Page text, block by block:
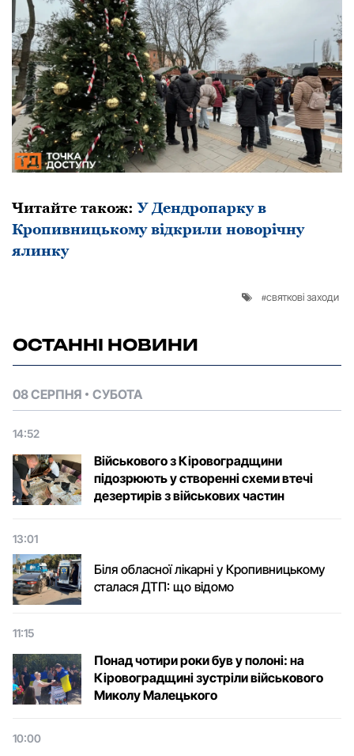
Читайте також:У Дендропарку в
Кропивницькому відкрили новорічну
ялинку
святкові заходи
ОСТАННІ НОВИНИ
08 СЕРПНЯ СУБОТА
14:52
Військового з Кіровоградщини
підозрюють у створенні схеми втечі
дезертирів з військових частин
13:01
Біля обласної лікарні у Кропивницькому
сталася ДТП: що відомо
11:15
Понад чотири роки був у полоні: на
Кіровоградщині зустріли військового
Микoлу Малецькoгo
10:00